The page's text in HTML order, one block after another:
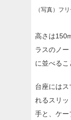
（写真）フ
高さは
ラスのノ
に並べるこ
台座には
れるスリッ
手と、ケー